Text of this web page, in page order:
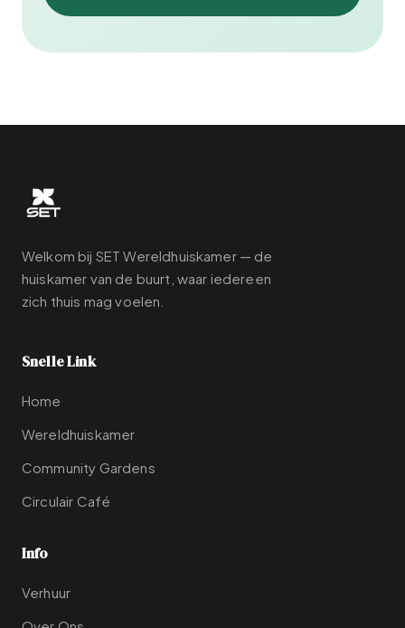
Welkom bij SET Wereldhuiskamer — de
huiskamer van de buurt, waar iedereen
zich thuis mag voelen.
Snelle Link
Home
Wereldhuiskamer
Community Gardens
Circulair Café
Info
Verhuur